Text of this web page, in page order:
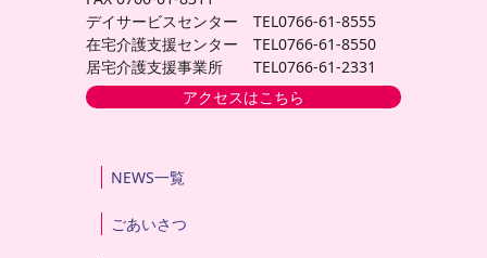
デイサービスセンター TEL0766-61-8555
在宅介護支援センター TEL0766-61-8550
居宅介護支援事業所 TEL0766-61-2331
アクセスはこちら
NEWS一覧
ごあいさつ